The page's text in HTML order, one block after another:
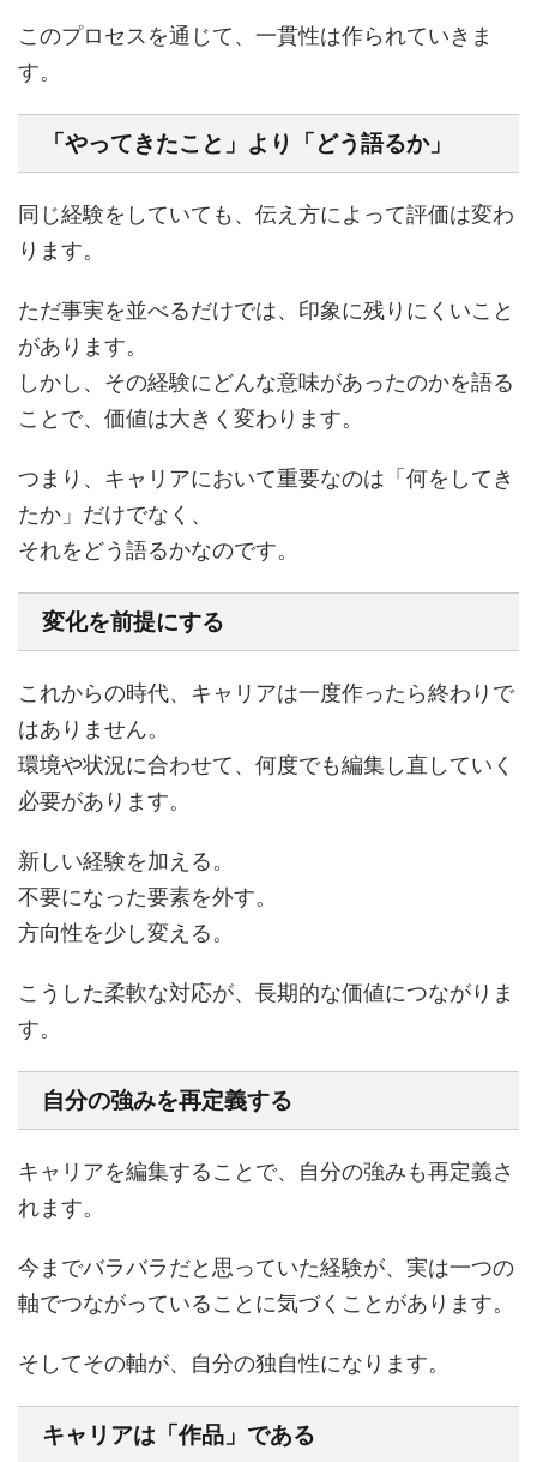
このプロセスを通じて、一貫性は作られていきま
す。
「やってきたこと」より「どう語るか」
同じ経験をしていても、伝え方によって評価は変わ
ります。
ただ事実を並べるだけでは、印象に残りにくいこと
があります。
しかし、その経験にどんな意味があったのかを語る
ことで、価値は大きく変わります。
つまり、キャリアにおいて重要なのは「何をしてき
たか」だけでなく、
それをどう語るかなのです。
変化を前提にする
これからの時代、キャリアは一度作ったら終わりで
はありません。
環境や状況に合わせて、何度でも編集し直していく
必要があります。
新しい経験を加える。
不要になった要素を外す。
方向性を少し変える。
こうした柔軟な対応が、長期的な価値につながりま
す。
自分の強みを再定義する
キャリアを編集することで、自分の強みも再定義さ
れます。
今までバラバラだと思っていた経験が、実は一つの
軸でつながっていることに気づくことがあります。
そしてその軸が、自分の独自性になります。
キャリアは「作品」である